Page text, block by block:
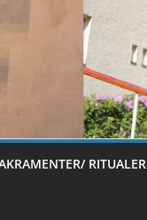
RITUALER